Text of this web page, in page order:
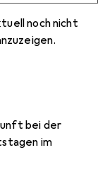
noch nicht
bei der
im